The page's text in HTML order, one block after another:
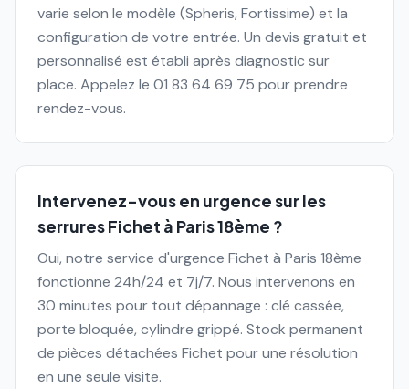
varie selon le modèle (Spheris, Fortissime) et la
configuration de votre entrée. Un devis gratuit et
personnalisé est établi après diagnostic sur
place. Appelez le 01 83 64 69 75 pour prendre
rendez-vous.
Intervenez-vous en urgence sur les
serrures Fichet à Paris 18ème ?
Oui, notre service d'urgence Fichet à Paris 18ème
fonctionne 24h/24 et 7j/7. Nous intervenons en
30 minutes pour tout dépannage : clé cassée,
porte bloquée, cylindre grippé. Stock permanent
de pièces détachées Fichet pour une résolution
en une seule visite.